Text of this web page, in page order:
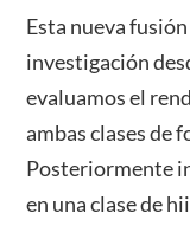
Esta nueva
investigación
evaluamos el
ambas clases de
Posteriormente
en una clase de